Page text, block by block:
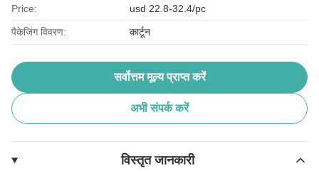
Price: usd 22.8-32.4/pc
पैकेजिंग विवरण: कार्टून
सर्वोत्तम मूल्य प्राप्त करें
अभी संपर्क करें
विस्तृत जानकारी